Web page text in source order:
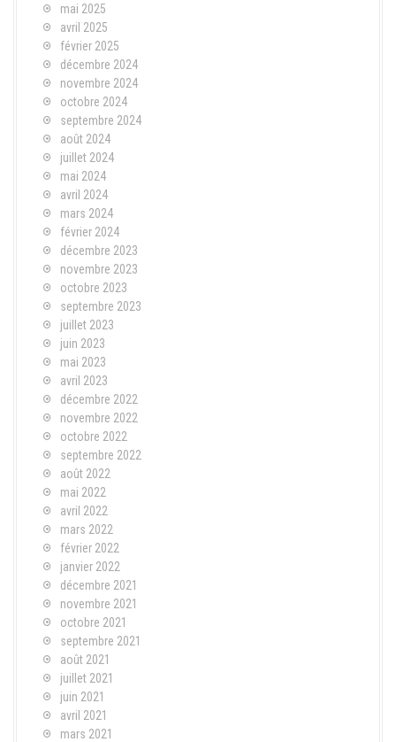
mai 2025
avril 2025
février 2025
décembre 2024
novembre 2024
octobre 2024
septembre 2024
août 2024
juillet 2024
mai 2024
avril 2024
mars 2024
février 2024
décembre 2023
novembre 2023
octobre 2023
septembre 2023
juillet 2023
juin 2023
mai 2023
avril 2023
décembre 2022
novembre 2022
octobre 2022
septembre 2022
août 2022
mai 2022
avril 2022
mars 2022
février 2022
janvier 2022
décembre 2021
novembre 2021
octobre 2021
septembre 2021
août 2021
juillet 2021
juin 2021
avril 2021
mars 2021